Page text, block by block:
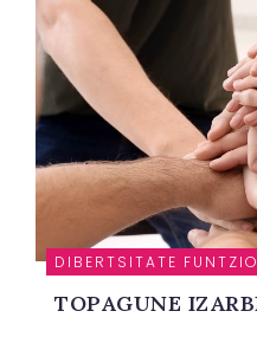
DIBERTSITATE
TOPAGUNE